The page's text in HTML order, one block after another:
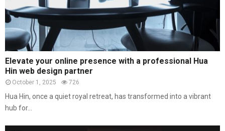
Elevate your online presence with a professional Hua
Hin web design partner
October 1, 2025 726
Hua Hin, once a quiet royal retreat, has transformed into a vibrant
hub for...